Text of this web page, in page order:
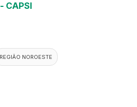
CAPSI
REGIÃO NOROESTE